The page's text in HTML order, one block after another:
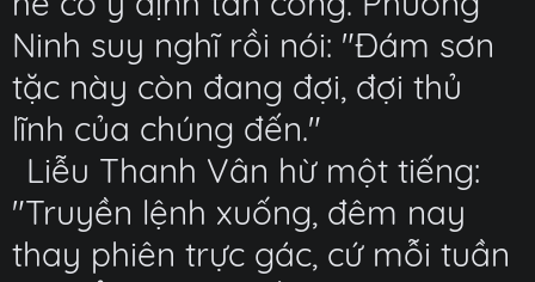
Ninh suy nghĩ rồi nói: "Đám sơn
tặc này còn đang đợi, đợi thủ
lĩnh của chúng đến."
Liễu Thanh Vân hừ một tiếng:
"Truyền lệnh xuống, đêm nay
thay phiên trực gác, cứ mỗi tuần